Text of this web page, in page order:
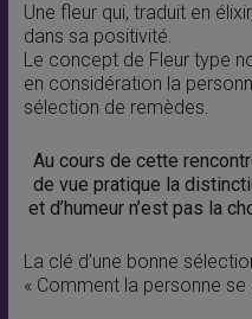
Une fleur qui, traduit en
dans sa positivité.
Le concept de Fleur type
en considération la
sélection de remèdes.
Au cours de cette
de vue pratique la
et d’humeur n’est pas la
La clé d’une bonne
« Comment la personne se